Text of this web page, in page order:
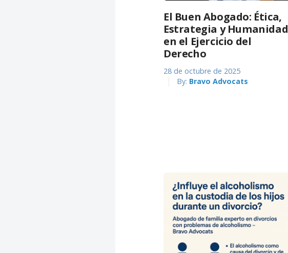
El Buen Abogado: Ética,
Estrategia y Humanidad
en el Ejercicio del
Derecho
28 de octubre de 2025
By: Bravo Advocats